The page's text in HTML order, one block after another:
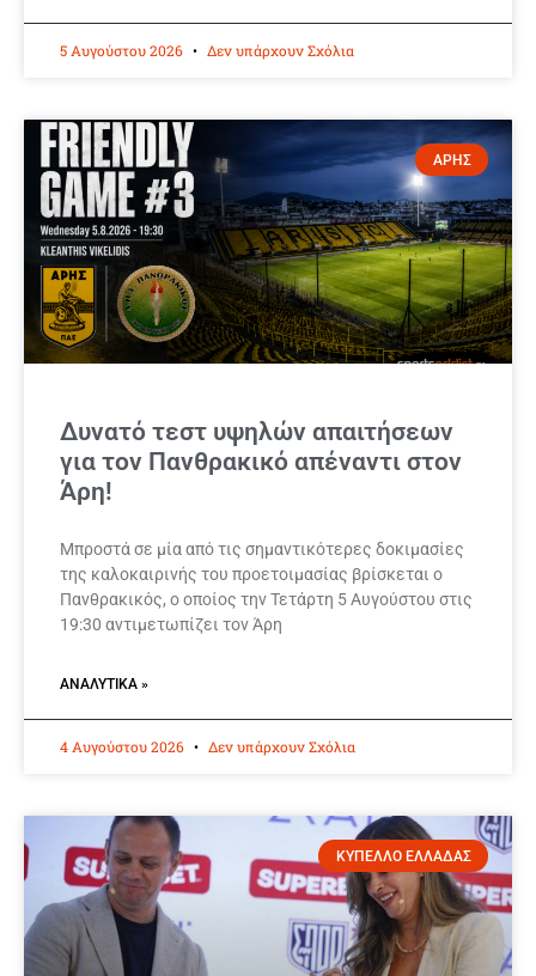
5 Αυγούστου 2026 Δεν υπάρχουν Σχόλια
ΑΡΗΣ
Δυνατό τεστ υψηλών απαιτήσεων
για τον Πανθρακικό απέναντι στον
Άρη!
Μπροστά σε μία από τις σημαντικότερες δοκιμασίες
της καλοκαιρινής του προετοιμασίας βρίσκεται ο
Πανθρακικός, ο οποίος την Τετάρτη 5 Αυγούστου στις
19:30 αντιμετωπίζει τον Άρη
ΑΝΑΛΥΤΙΚΆ »
4 Αυγούστου 2026 Δεν υπάρχουν Σχόλια
ΚΥΠΕΛΛΟ ΕΛΛΑΔΑΣ